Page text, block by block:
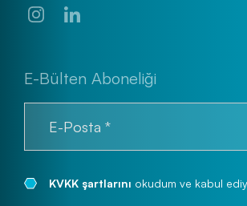
E-Bülten Aboneliği
KVKK şartlarını okudum ve kabul